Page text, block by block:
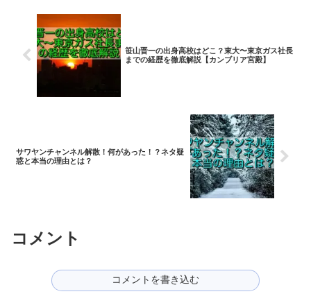
笹山晋一の出身高校はどこ？東大〜東京ガス社長
までの経歴を徹底解説【カンブリア宮殿】
サワヤンチャンネル解散！何があった！？ネタ疑
惑と本当の理由とは？
コメント
コメントを書き込む